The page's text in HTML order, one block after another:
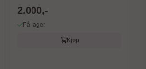
2.000,-
På lager
Kjøp